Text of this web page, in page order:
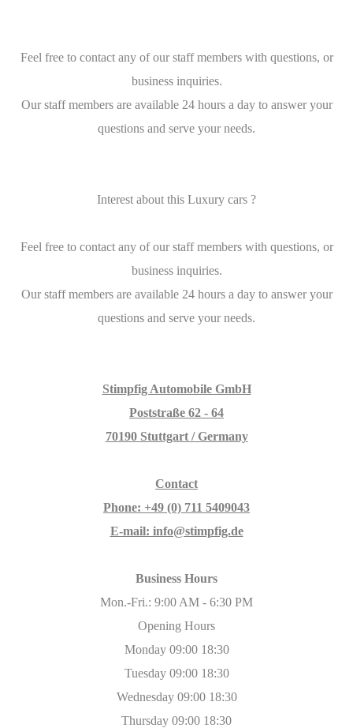
Feel free to contact any of our staff members with questions, or
business inquiries.
Our staff members are available 24 hours a day to answer your
questions and serve your needs.
Interest about this Luxury cars ?
Feel free to contact any of our staff members with questions, or
business inquiries.
Our staff members are available 24 hours a day to answer your
questions and serve your needs.
Stimpfig Automobile GmbH
Poststraße 62 - 64
70190 Stuttgart / Germany
Contact
Phone: +49 (0) 711 5409043
E-mail: info@stimpfig.de
Business Hours
Mon.-Fri.: 9:00 AM - 6:30 PM
Opening Hours
Monday 09:00 18:30
Tuesday 09:00 18:30
Wednesday 09:00 18:30
Thursday 09:00 18:30